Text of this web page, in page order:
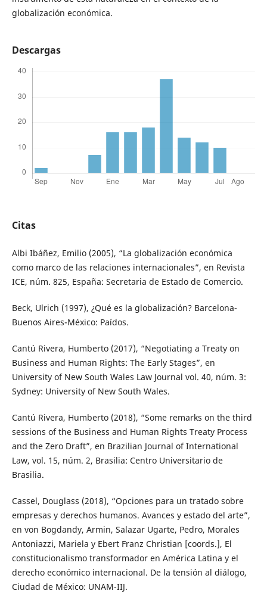
globalización económica.
Descargas
Citas
Albi Ibáñez, Emilio (2005), “La globalización económica
como marco de las relaciones internacionales”, en Revista
ICE, núm. 825, España: Secretaria de Estado de Comercio.
Beck, Ulrich (1997), ¿Qué es la globalización? Barcelona-
Buenos Aires-México: Paídos.
Cantú Rivera, Humberto (2017), “Negotiating a Treaty on
Business and Human Rights: The Early Stages”, en
University of New South Wales Law Journal vol. 40, núm. 3:
Sydney: University of New South Wales.
Cantú Rivera, Humberto (2018), “Some remarks on the third
sessions of the Business and Human Rights Treaty Process
and the Zero Draft”, en Brazilian Journal of International
Law, vol. 15, núm. 2, Brasilia: Centro Universitario de
Brasilia.
Cassel, Douglass (2018), “Opciones para un tratado sobre
empresas y derechos humanos. Avances y estado del arte”,
en von Bogdandy, Armin, Salazar Ugarte, Pedro, Morales
Antoniazzi, Mariela y Ebert Franz Christian [coords.], El
constitucionalismo transformador en América Latina y el
derecho económico internacional. De la tensión al diálogo,
Ciudad de México: UNAM-IIJ.